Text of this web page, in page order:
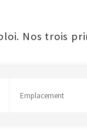
Nos trois